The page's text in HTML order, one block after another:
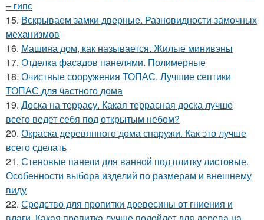
– гипс
15. Вскрываем замки дверные. Разновидности замочных
механизмов
16. Машина дом, как называется. Жилые минивэны
17. Отделка фасадов панелями. Полимерные
18. Очистные сооружения ТОПАС. Лучшие септики
ТОПАС для частного дома
19. Доска на террасу. Какая террасная доска лучше
всего ведет себя под открытым небом?
20. Окраска деревянного дома снаружи. Как это лучше
всего сделать
21. Стеновые панели для ванной под плитку листовые.
Особенности выбора изделий по размерам и внешнему
виду
22. Средство для пропитки древесины от гниения и